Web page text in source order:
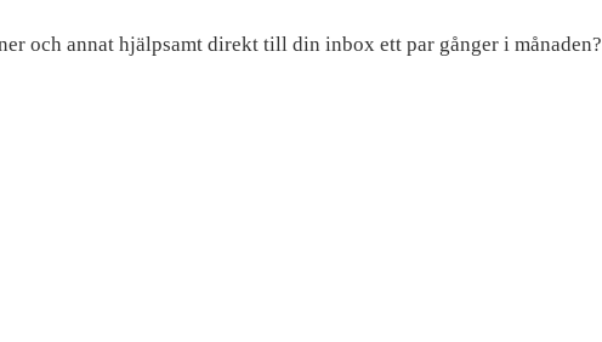
och annat hjälpsamt direkt till din inbox ett par gånger i månaden?